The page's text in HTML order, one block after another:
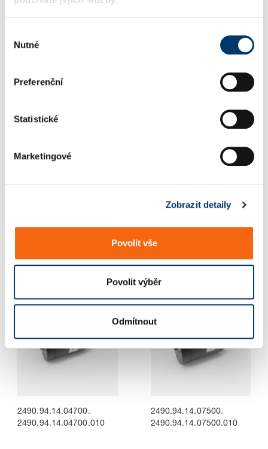
Nutné
Preferenční
Statistické
Marketingové
Zobrazit detaily
Povolit vše
Povolit výběr
Odmítnout
2490.94.14.00750.
2490.94.14.01000.
2490.94.14.01000.006
2490.94.14.01800.
2490.94.14.03000.
2490.94.14.03000.010
2490.94.14.04700.
2490.94.14.04700.010
2490.94.14.07500.
2490.94.14.07500.010